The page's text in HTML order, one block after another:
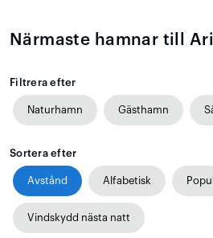
Närmaste hamnar till
Filtrera efter
Naturhamn Gästhamn
Sortera efter
Avstånd Alfabetisk
Vindskydd nästa natt